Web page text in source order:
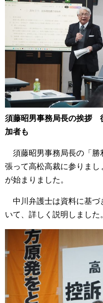
須藤昭男事務局長の挨拶
加者も
須藤昭男事務局長の「勝
張って高松高裁に参りま
が始まりました。
中川弁護士は資料に基づ
いて、詳しく説明しました